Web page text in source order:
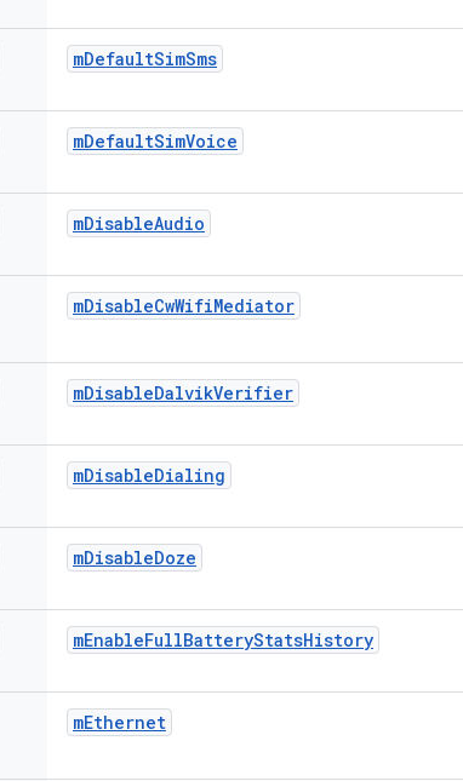
mDefaultSimSms
mDefaultSimVoice
mDisableAudio
mDisableCwWifiMediator
mDisableDalvikVerifier
mDisableDialing
mDisableDoze
mEnableFullBatteryStatsHistory
mEthernet